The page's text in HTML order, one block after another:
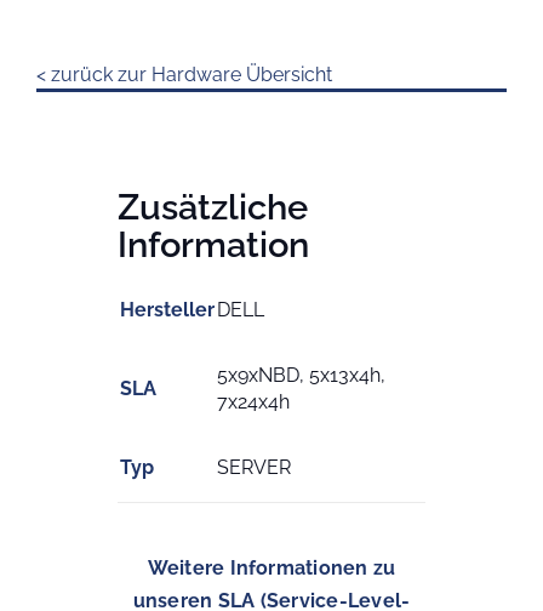
< zurück zur Hardware Übersicht
Zusätzliche
Information
HerstellerDELL
SLA
5x9xNBD, 5x13x4h,
7x24x4h
Typ SERVER
Weitere Informationen zu
unseren SLA (Service-Level-